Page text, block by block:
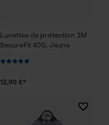
Lunettes de protection 3M
SecureFit 400, Jaune
12,90 €*